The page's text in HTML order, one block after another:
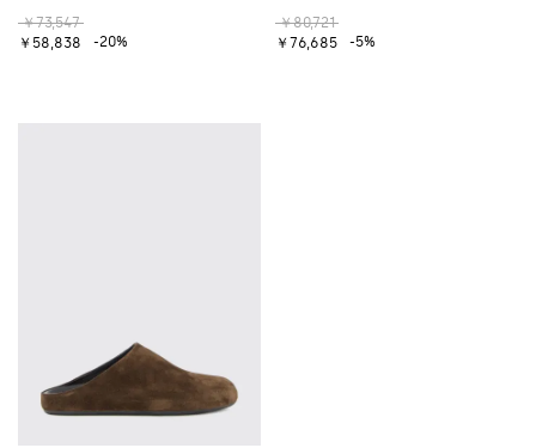
￥73,547
￥58,838
-20%
￥80,721
￥76,685
-5%